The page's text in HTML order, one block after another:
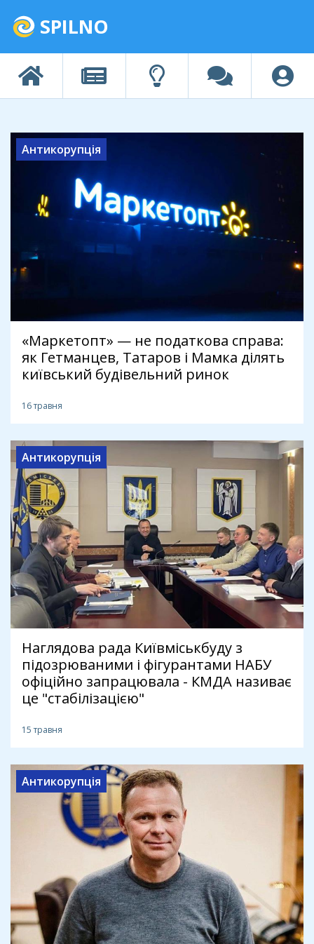
SPILNO
Антикорупція
«Маркетопт» — не податкова справа:
як Гетманцев, Татаров і Мамка ділять
київський будівельний ринок
16 травня
Антикорупція
Наглядова рада Київміськбуду з
підозрюваними і фігурантами НАБУ
офіційно запрацювала - КМДА називає
це "стабілізацією"
15 травня
Антикорупція